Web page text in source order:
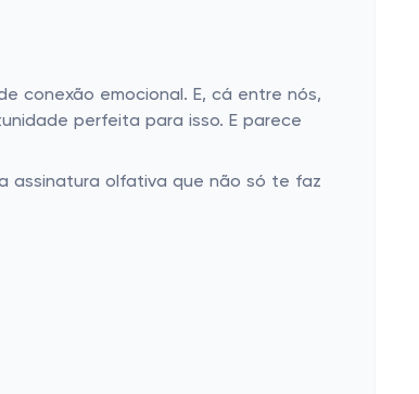
conexão emocional. E, cá entre nós,
perfeita para isso. E parece
assinatura olfativa que não só te faz